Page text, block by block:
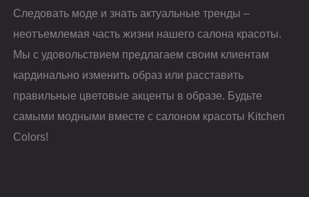
Следовать моде и знать актуальные тренды –
неотъемлемая часть жизни нашего салона красоты.
Мы с удовольствием предлагаем своим клиентам
кардинально изменить образ или расставить
правильные цветовые акценты в образе. Будьте
самыми модными вместе с салоном красоты Kitchen
Colors!